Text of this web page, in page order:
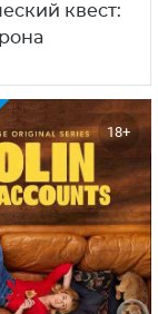
квест:
18+